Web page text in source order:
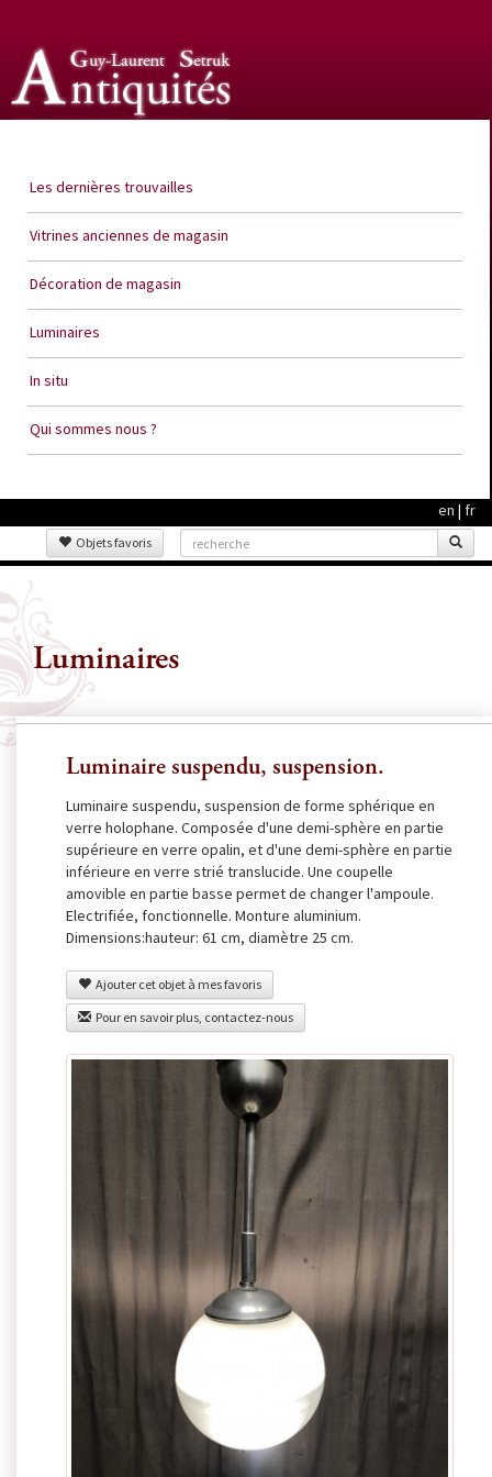
Les dernières trouvailles
Vitrines anciennes de magasin
Décoration de magasin
Luminaires
In situ
Qui sommes nous ?
en | fr
Objets favoris
Luminaires
Luminaire suspendu, suspension.
Luminaire suspendu, suspension de forme sphérique en
verre holophane. Composée d'une demi-sphère en partie
supérieure en verre opalin, et d'une demi-sphère en partie
inférieure en verre strié translucide. Une coupelle
amovible en partie basse permet de changer l'ampoule.
Electrifiée, fonctionnelle. Monture aluminium.
Dimensions:hauteur: 61 cm, diamètre 25 cm.
Ajouter cet objet à mes favoris
Pour en savoir plus, contactez-nous